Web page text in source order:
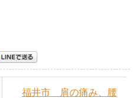
福井市 肩の痛み、腰